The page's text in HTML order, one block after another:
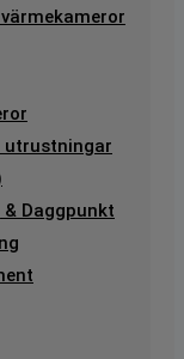
utrustningar
Daggpunkt